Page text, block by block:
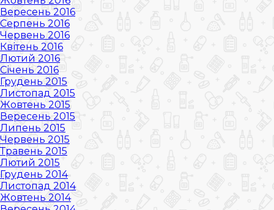
Вересень 2016
Серпень 2016
Червень 2016
Квітень 2016
Лютий 2016
Січень 2016
Грудень 2015
Листопад 2015
Жовтень 2015
Вересень 2015
Липень 2015
Червень 2015
Травень 2015
Лютий 2015
Грудень 2014
Листопад 2014
Жовтень 2014